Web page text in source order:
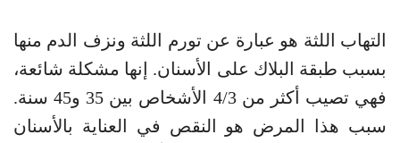
التهاب اللثة هو عبارة عن تورم اللثة ونزف الدم منها
بسبب طبقة البلاك على الأسنان. إنها مشكلة شائعة،
فهي تصيب أكثر من 4/3 الأشخاص بين 35 و45 سنة.
سبب هذا المرض هو النقص في العناية بالأسنان